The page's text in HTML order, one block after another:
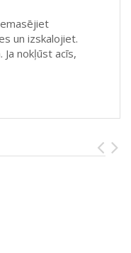
un izskalojiet.
nokļūst acīs,